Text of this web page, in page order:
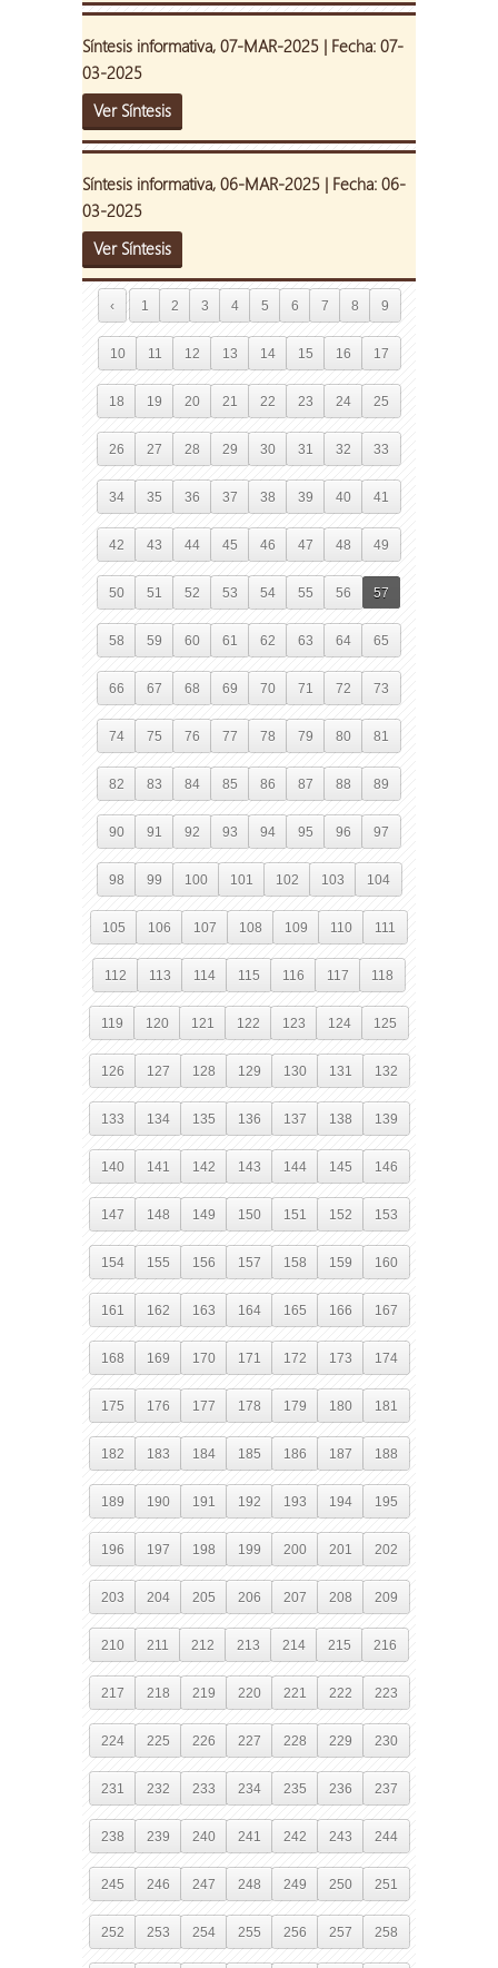
Síntesis informativa, 07-MAR-2025 | Fecha: 07-
03-2025
Ver Síntesis
Síntesis informativa, 06-MAR-2025 | Fecha: 06-
03-2025
Ver Síntesis
‹ 1 2 3 4 5 6 7 8 9
10 11 12 13 14 15 16 17
18 19 20 21 22 23 24 25
26 27 28 29 30 31 32 33
34 35 36 37 38 39 40 41
42 43 44 45 46 47 48 49
50 51 52 53 54 55 56 57
58 59 60 61 62 63 64 65
66 67 68 69 70 71 72 73
74 75 76 77 78 79 80 81
82 83 84 85 86 87 88 89
90 91 92 93 94 95 96 97
98 99 100 101 102 103 104
105 106 107 108 109 110 111
112 113 114 115 116 117 118
119 120 121 122 123 124 125
126 127 128 129 130 131 132
133 134 135 136 137 138 139
140 141 142 143 144 145 146
147 148 149 150 151 152 153
154 155 156 157 158 159 160
161 162 163 164 165 166 167
168 169 170 171 172 173 174
175 176 177 178 179 180 181
182 183 184 185 186 187 188
189 190 191 192 193 194 195
196 197 198 199 200 201 202
203 204 205 206 207 208 209
210 211 212 213 214 215 216
217 218 219 220 221 222 223
224 225 226 227 228 229 230
231 232 233 234 235 236 237
238 239 240 241 242 243 244
245 246 247 248 249 250 251
252 253 254 255 256 257 258